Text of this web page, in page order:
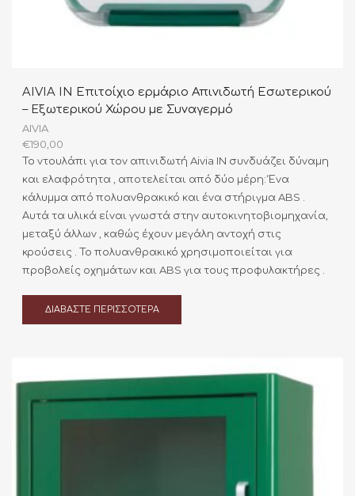
AIVIA IN Επιτοίχιο ερμάριο Απινιδωτή Εσωτερικού
– Eξωτερικού Χώρου με Συναγερμό
AIVIA
€190,00
Το ντουλάπι για τον απινιδωτή Aivia IN συνδυάζει δύναμη
και ελαφρότητα , αποτελείται από δύο μέρη: Ένα
κάλυμμα από πολυανθρακικό και ένα στήριγμα ABS .
Αυτά τα υλικά είναι γνωστά στην αυτοκινητοβιομηχανία,
μεταξύ άλλων , καθώς έχουν μεγάλη αντοχή στις
κρούσεις . Το πολυανθρακικό χρησιμοποιείται για
προβολείς οχημάτων και ABS για τους προφυλακτήρες .
ΔΙΑΒΆΣΤΕ ΠΕΡΙΣΣΌΤΕΡΑ